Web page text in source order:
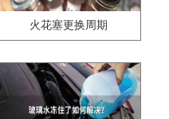
火花塞更换周期